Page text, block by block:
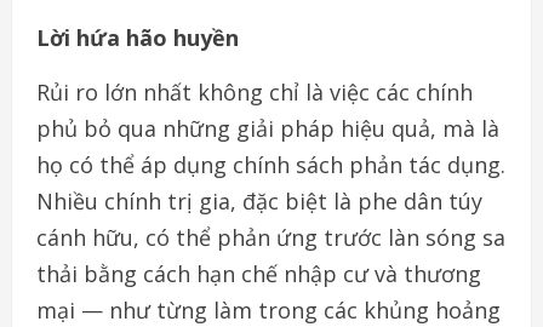
Lời hứa hão huyền
Rủi ro lớn nhất không chỉ là việc các chính
phủ bỏ qua những giải pháp hiệu quả, mà là
họ có thể áp dụng chính sách phản tác dụng.
Nhiều chính trị gia, đặc biệt là phe dân túy
cánh hữu, có thể phản ứng trước làn sóng sa
thải bằng cách hạn chế nhập cư và thương
mại — như từng làm trong các khủng hoảng